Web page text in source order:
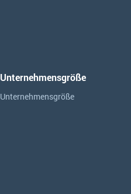
Unternehmensgröße
Unternehmensgröße